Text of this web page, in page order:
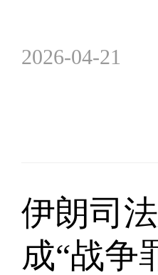
2026-04-21
伊朗司
成“战争